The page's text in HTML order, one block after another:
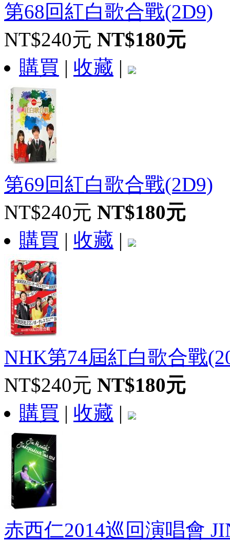
第68回紅白歌合戰(2D9)
NT$240元 NT$180元
購買 | 收藏 |
第69回紅白歌合戰(2D9)
NT$240元 NT$180元
購買 | 收藏 |
NHK第74屆紅白歌合戰
NT$240元 NT$180元
購買 | 收藏 |
赤西仁2014巡回演唱會